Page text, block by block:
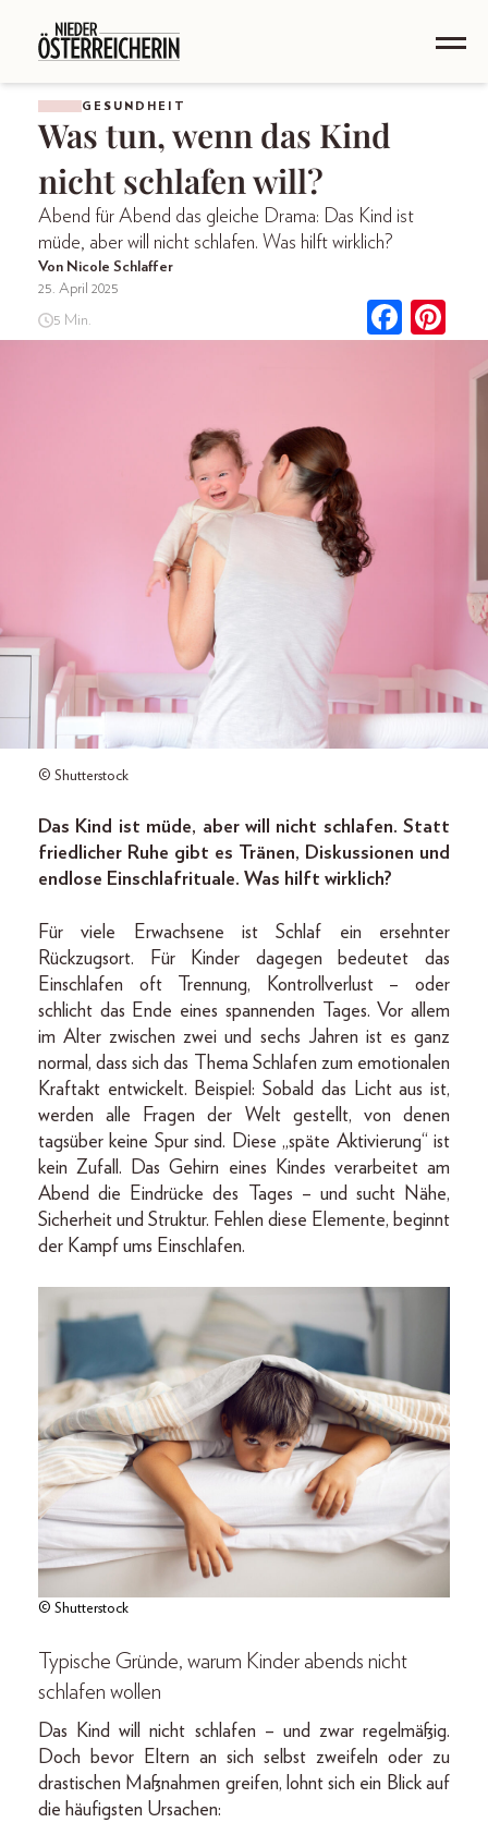
GESUNDHEIT
Was tun, wenn das Kind
nicht schlafen will?
Abend für Abend das gleiche Drama: Das Kind ist
müde, aber will nicht schlafen. Was hilft wirklich?
Von Nicole Schlaffer
25. April 2025
5 Min.
© Shutterstock
Das Kind ist müde, aber will nicht schlafen. Statt
friedlicher Ruhe gibt es Tränen, Diskussionen und
endlose Einschlafrituale. Was hilft wirklich?
Für viele Erwachsene ist Schlaf ein ersehnter
Rückzugsort. Für Kinder dagegen bedeutet das
Einschlafen oft Trennung, Kontrollverlust – oder
schlicht das Ende eines spannenden Tages. Vor allem
im Alter zwischen zwei und sechs Jahren ist es ganz
normal, dass sich das Thema Schlafen zum emotionalen
Kraftakt entwickelt. Beispiel: Sobald das Licht aus ist,
werden alle Fragen der Welt gestellt, von denen
tagsüber keine Spur sind. Diese „späte Aktivierung“ ist
kein Zufall. Das Gehirn eines Kindes verarbeitet am
Abend die Eindrücke des Tages – und sucht Nähe,
Sicherheit und Struktur. Fehlen diese Elemente, beginnt
der Kampf ums Einschlafen.
© Shutterstock
Typische Gründe, warum Kinder abends nicht
schlafen wollen
Das Kind will nicht schlafen – und zwar regelmäßig.
Doch bevor Eltern an sich selbst zweifeln oder zu
drastischen Maßnahmen greifen, lohnt sich ein Blick auf
die häufigsten Ursachen: